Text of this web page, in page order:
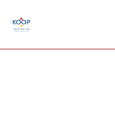
zukünftigen